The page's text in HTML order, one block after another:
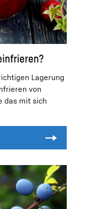
Lagerung
von
das mit sich